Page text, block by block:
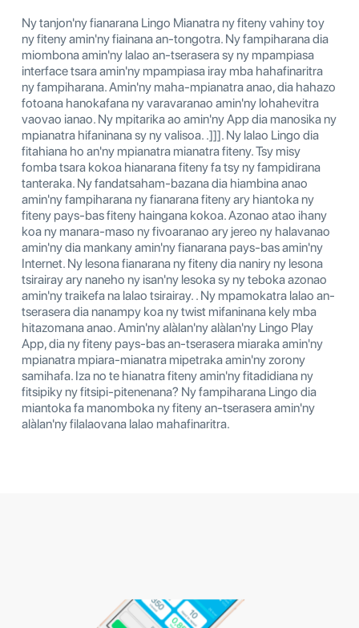
Ny tanjon'ny fianarana Lingo Mianatra ny fiteny vahiny toy
ny fiteny amin'ny fiainana an-tongotra. Ny fampiharana dia
miombona amin'ny lalao an-tserasera sy ny mpampiasa
interface tsara amin'ny mpampiasa iray mba hahafinaritra
ny fampiharana. Amin'ny maha-mpianatra anao, dia hahazo
fotoana hanokafana ny varavaranao amin'ny lohahevitra
vaovao ianao. Ny mpitarika ao amin'ny App dia manosika ny
mpianatra hifaninana sy ny valisoa. .]]]. Ny lalao Lingo dia
fitahiana ho an'ny mpianatra mianatra fiteny. Tsy misy
fomba tsara kokoa hianarana fiteny fa tsy ny fampidirana
tanteraka. Ny fandatsaham-bazana dia hiambina anao
amin'ny fampiharana ny fianarana fiteny ary hiantoka ny
fiteny pays-bas fiteny haingana kokoa. Azonao atao ihany
koa ny manara-maso ny fivoaranao ary jereo ny halavanao
amin'ny dia mankany amin'ny fianarana pays-bas amin'ny
Internet. Ny lesona fianarana ny fiteny dia naniry ny lesona
tsirairay ary naneho ny isan'ny lesoka sy ny teboka azonao
amin'ny traikefa na lalao tsirairay. . Ny mpamokatra lalao an-
tserasera dia nanampy koa ny twist mifaninana kely mba
hitazomana anao. Amin'ny alàlan'ny alàlan'ny Lingo Play
App, dia ny fiteny pays-bas an-tserasera miaraka amin'ny
mpianatra mpiara-mianatra mipetraka amin'ny zorony
samihafa. Iza no te hianatra fiteny amin'ny fitadidiana ny
fitsipiky ny fitsipi-pitenenana? Ny fampiharana Lingo dia
miantoka fa manomboka ny fiteny an-tserasera amin'ny
alàlan'ny filalaovana lalao mahafinaritra.